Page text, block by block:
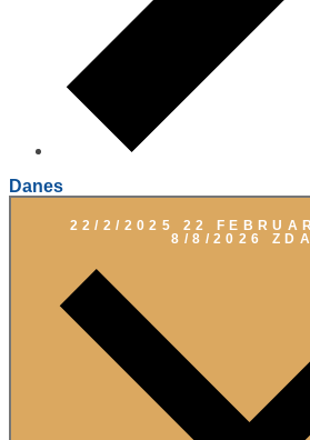
Danes
22/2/2025 22
8/8/2026